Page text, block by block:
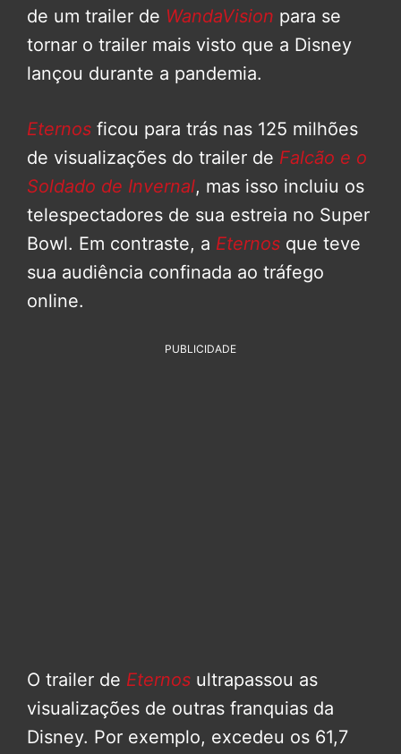
de um trailer de WandaVision para se
tornar o trailer mais visto que a Disney
lançou durante a pandemia.
Eternos ficou para trás nas 125 milhões
de visualizações do trailer de Falcão e o
Soldado de Invernal, mas isso incluiu os
telespectadores de sua estreia no Super
Bowl. Em contraste, a Eternos que teve
sua audiência confinada ao tráfego
online.
PUBLICIDADE
O trailer de Eternos ultrapassou as
visualizações de outras franquias da
Disney. Por exemplo, excedeu os 61,7